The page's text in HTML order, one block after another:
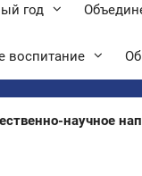
год
воспитание
научное